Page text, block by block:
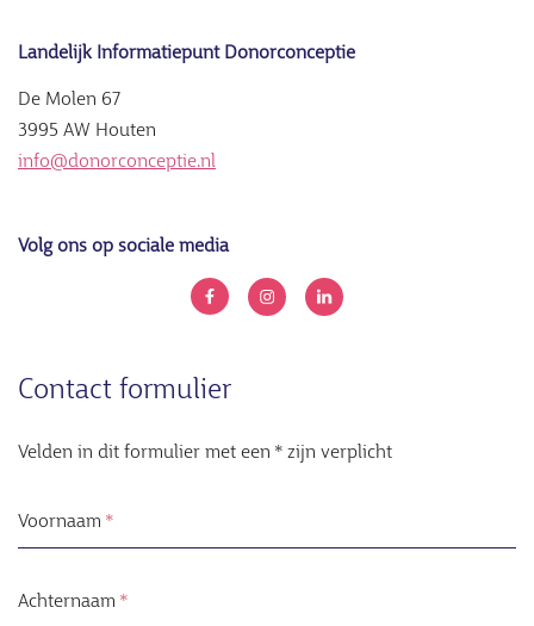
Landelijk Informatiepunt Donorconceptie
De Molen 67
3995 AW Houten
info@donorconceptie.nl
Volg ons op sociale media
Contact formulier
Velden in dit formulier met een * zijn verplicht
Voornaam
Achternaam